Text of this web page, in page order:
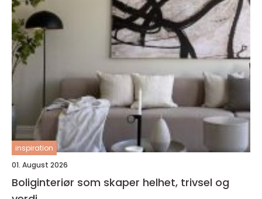
inspiration
01. August 2026
Boliginteriør som skaper helhet, trivsel og